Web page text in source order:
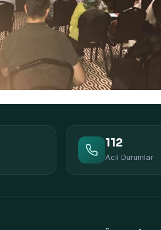
112
Acil Durumlar